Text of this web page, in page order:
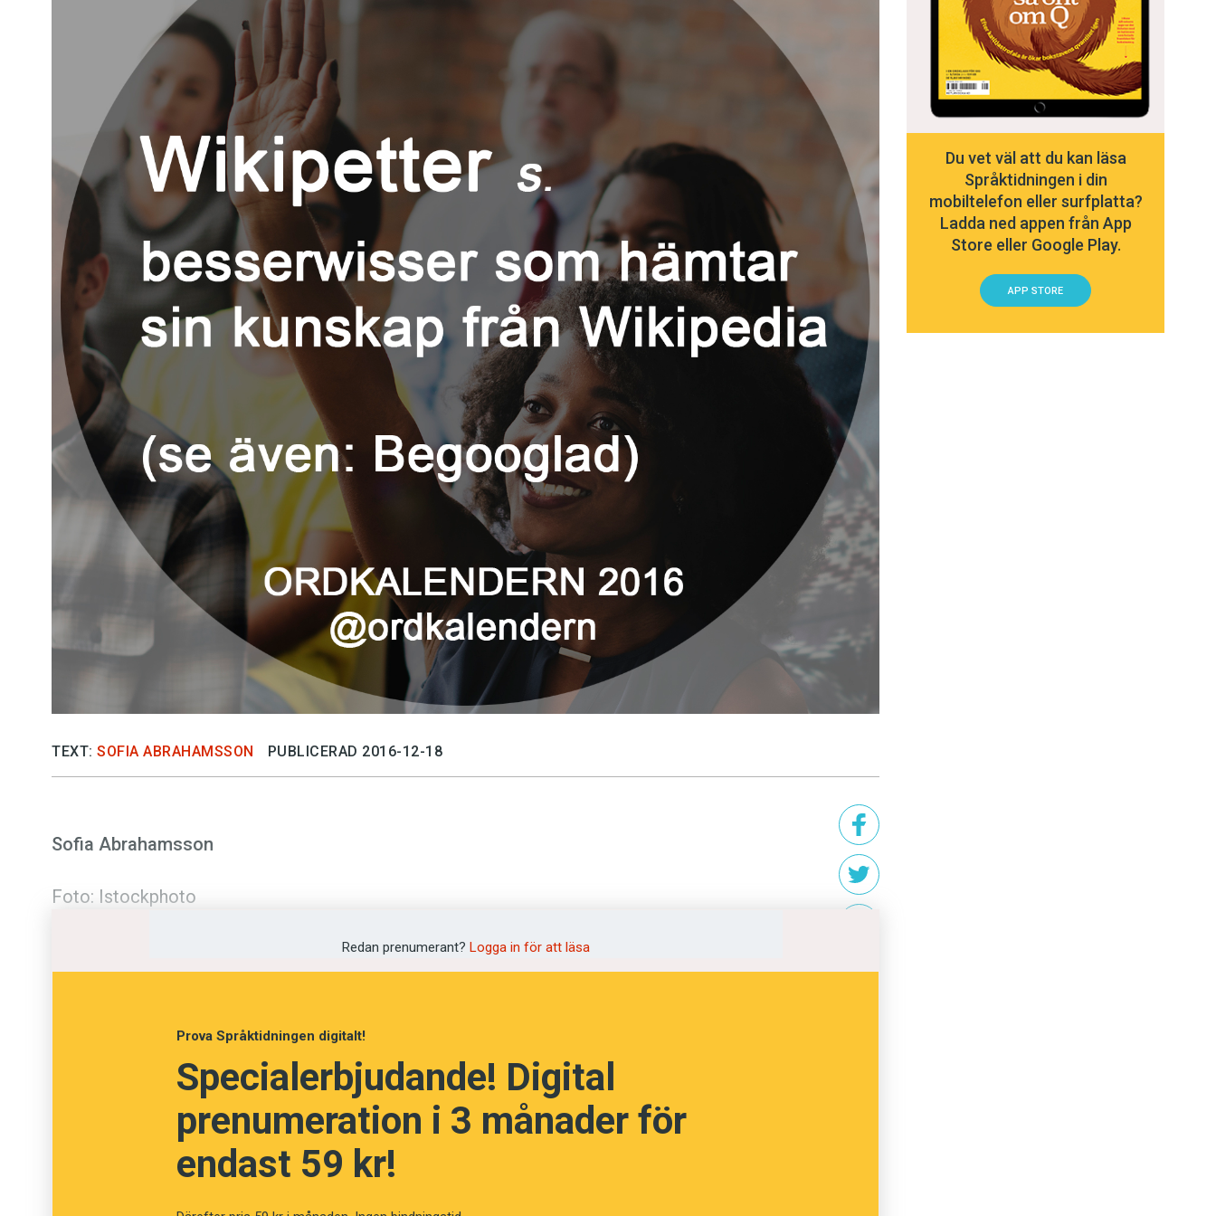
Kviss
Podden
Anmäl till språkpolisen
Föreslå nyord
Annonsera
Prenumerera
Läs Språktidningen digitalt
Press
TEXT: SOFIA ABRAHAMSSON PUBLICERAD 2016-12-18
Sofia Abrahamsson
Foto: Istockphoto
Redan prenumerant? Logga in för att läsa
Prova Språktidningen digitalt!
Specialerbjudande! Digital
prenumeration i 3 månader för
endast 59 kr!
Du vet väl att du kan läsa
Språktidningen i din
mobiltelefon eller surfplatta?
Ladda ned appen från App
Store eller Google Play.
APP STORE